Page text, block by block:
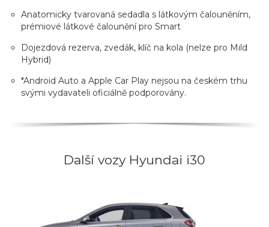
Anatomicky tvarovaná sedadla s látkovým čalouněním,
prémiové látkové čalounění pro Smart
Dojezdová rezerva, zvedák, klíč na kola (nelze pro Mild
Hybrid)
*Android Auto a Apple Car Play nejsou na českém trhu
svými vydavateli oficiálně podporovány.
Další vozy Hyundai i30